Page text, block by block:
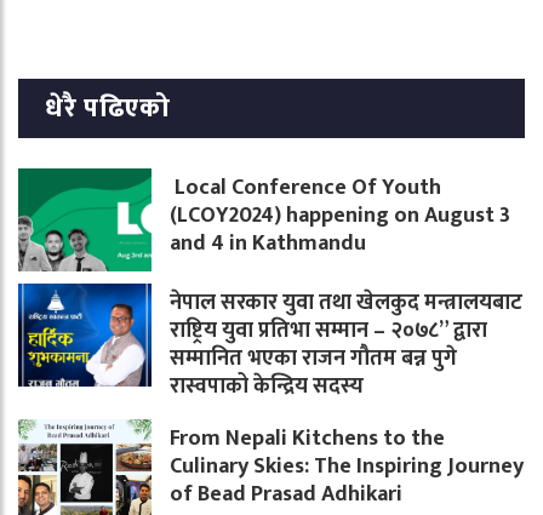
धेरै पढिएको
Local Conference Of Youth
(LCOY2024) happening on August 3
and 4 in Kathmandu
नेपाल सरकार युवा तथा खेलकुद मन्त्रालयबाट
राष्ट्रिय युवा प्रतिभा सम्मान – २०७८” द्वारा
सम्मानित भएका राजन गौतम बन्न पुगे
रास्वपाको केन्द्रिय सदस्य
From Nepali Kitchens to the
Culinary Skies: The Inspiring Journey
of Bead Prasad Adhikari